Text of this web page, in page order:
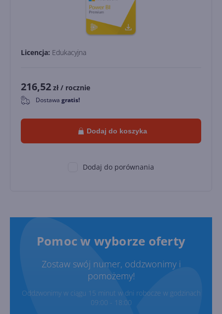
Licencja: Edukacyjna
216,52 zł / rocznie
0 Dostawa gratis!
Dodaj do koszyka
Dodaj do porównania
Pomoc w wyborze oferty
Zostaw swój numer, oddzwonimy i
pomożemy!
Oddzwonimy w ciągu 15 minut w dni robocze w godzinach
09:00 - 18:00